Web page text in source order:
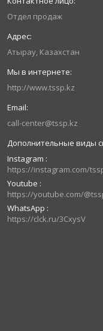
Отдел продаж
Атырау, Казахстан
http://www.tssp.kz
call-center@tssp.kz
Instagram
https://instagram.com/
Youtube
https://youtube.com/
WhatsApp
https://clck.ru/3CxysV